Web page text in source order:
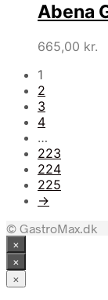
Abena
665,00 kr.
1
2
3
4
…
223
224
225
→
© GastroMax.dk
×
×
×